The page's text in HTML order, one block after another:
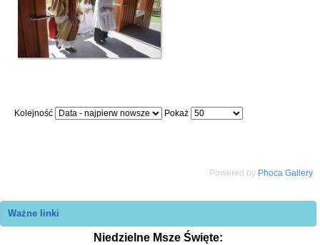
Kolejność Pokaż
Powered by Phoca Gallery
Ważne linki
Niedzielne Msze Święte: